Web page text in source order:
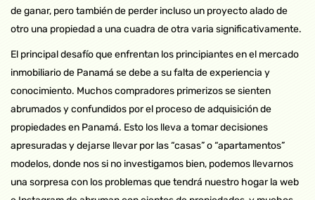
de ganar, pero también de perder incluso un proyecto alado de
otro una propiedad a una cuadra de otra varia significativamente.
El principal desafío que enfrentan los principiantes en el mercado
inmobiliario de Panamá se debe a su falta de experiencia y
conocimiento. Muchos compradores primerizos se sienten
abrumados y confundidos por el proceso de adquisición de
propiedades en Panamá. Esto los lleva a tomar decisiones
apresuradas y dejarse llevar por las “casas” o “apartamentos”
modelos, donde nos si no investigamos bien, podemos llevarnos
una sorpresa con los problemas que tendrá nuestro hogar la web